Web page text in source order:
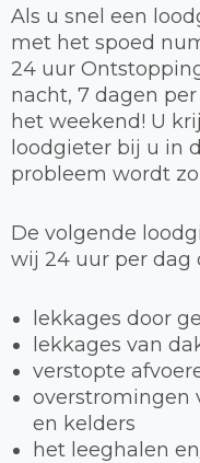
Als u snel een
met het spoed
24 uur
nacht, 7 dagen
het weekend! U
loodgieter bij u in
probleem wordt
De volgende
wij 24 uur per dag
lekkages door
lekkages van
verstopte
overstromingen
en kelders
het leeghalen